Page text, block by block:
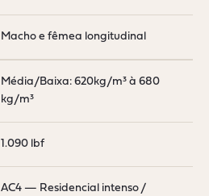
Macho e fêmea longitudinal
Média/Baixa: 620kg/m³ à 680
kg/m³
1.090 lbf
AC4 — Residencial intenso /